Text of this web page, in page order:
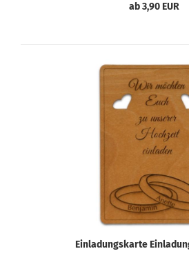
ab 3,90 EUR
Einladungskarte